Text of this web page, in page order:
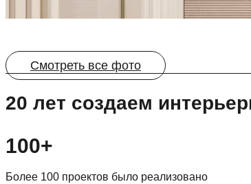
Смотреть все фото
20 лет создаем
100+
Более 100 проектов было реализовано